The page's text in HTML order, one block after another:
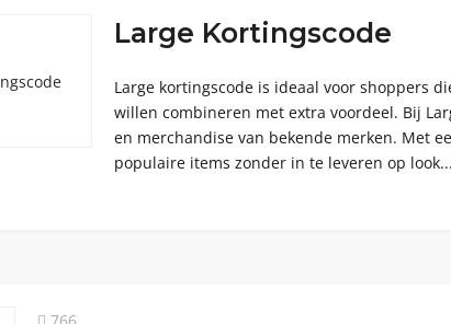
Large Kortingscode
Large kortingscode is ideaal voor shoppers
willen combineren met extra voordeel. Bij
en merchandise van bekende merken. Met
populaire items zonder in te leveren op look...